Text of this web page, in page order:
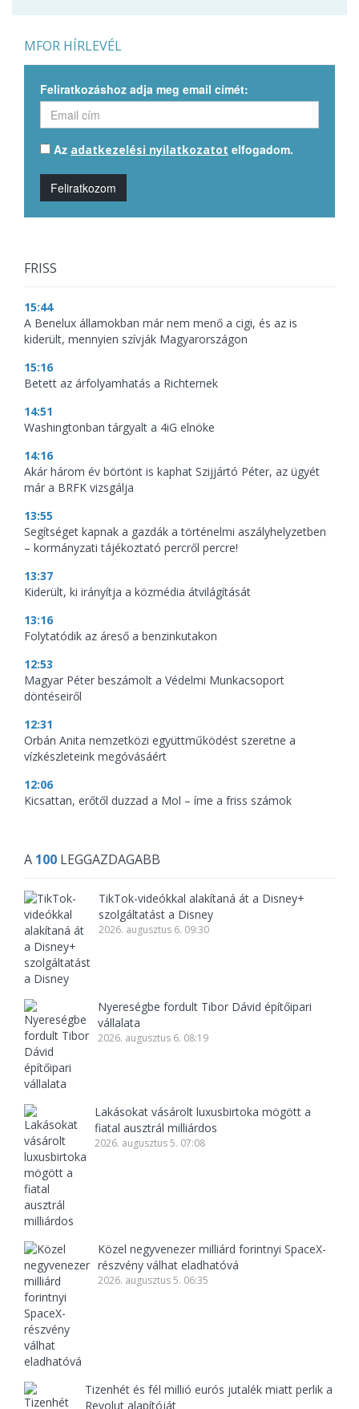
MFOR HÍRLEVÉL
Feliratkozáshoz adja meg email címét:
Az adatkezelési nyilatkozatot elfogadom.
Feliratkozom
FRISS
15:44
A Benelux államokban már nem menő a cigi, és az is
kiderült, mennyien szívják Magyarországon
15:16
Betett az árfolyamhatás a Richternek
14:51
Washingtonban tárgyalt a 4iG elnöke
14:16
Akár három év börtönt is kaphat Szijjártó Péter, az ügyét
már a BRFK vizsgálja
13:55
Segítséget kapnak a gazdák a történelmi aszályhelyzetben
– kormányzati tájékoztató percről percre!
13:37
Kiderült, ki irányítja a közmédia átvilágítását
13:16
Folytatódik az áreső a benzinkutakon
12:53
Magyar Péter beszámolt a Védelmi Munkacsoport
döntéseiről
12:31
Orbán Anita nemzetközi együttműködést szeretne a
vízkészleteink megóvásáért
12:06
Kicsattan, erőtől duzzad a Mol – íme a friss számok
A 100 LEGGAZDAGABB
TikTok-videókkal alakítaná át a Disney+
szolgáltatást a Disney
2026. augusztus 6. 09:30
Nyereségbe fordult Tibor Dávid építőipari
vállalata
2026. augusztus 6. 08:19
Lakásokat vásárolt luxusbirtoka mögött a
fiatal ausztrál milliárdos
2026. augusztus 5. 07:08
Közel negyvenezer milliárd forintnyi SpaceX-
részvény válhat eladhatóvá
2026. augusztus 5. 06:35
Tizenhét és fél millió eurós jutalék miatt perlik a
Revolut alapítóját